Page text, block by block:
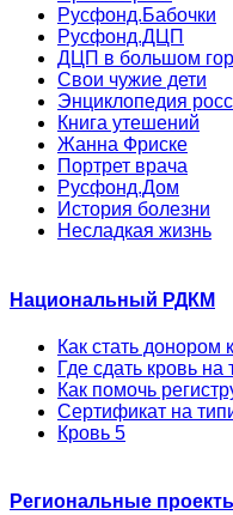
Русфонд.Бабочки
Русфонд.ДЦП
ДЦП в большом
Свои чужие дети
Энциклопедия
Книга утешений
Жанна Фриске
Портрет врача
Русфонд.Дом
История болезни
Несладкая жизнь
Национальный РДКМ
Как стать донором
Где сдать кровь
Как помочь
Сертификат на
Кровь 5
Региональные